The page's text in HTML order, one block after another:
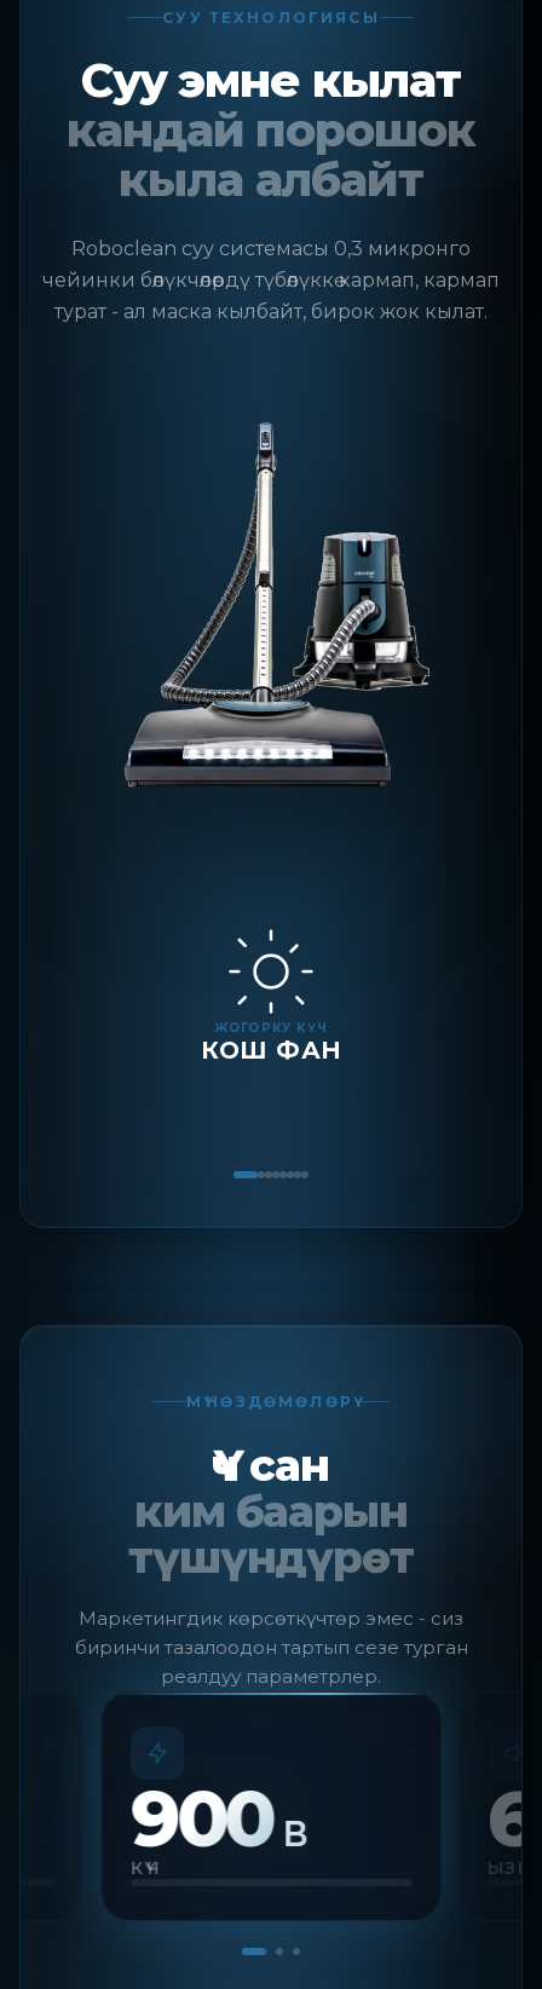
СУУ ТЕХНОЛОГИЯСЫ
Суу эмне кылат
кандай порошок
кыла албайт
Roboclean суу системасы 0,3 микронго
чейинки бөлүкчөлөрдү түбөлүккө кармап, кармап
турат - ал маска кылбайт, бирок жок кылат.
ЖОГОРКУ КҮЧ
КОШ ФАН
МҮНӨЗДӨМӨЛӨРҮ
Үч сан
ким баарын
түшүндүрөт
Маркетингдик көрсөткүчтөр эмес - сиз
биринчи тазалоодон тартып сезе турган
реалдуу параметрлер.
900В
КҮЧ